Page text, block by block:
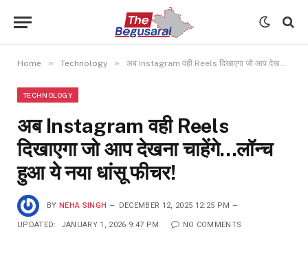
Home » Technology » अब Instagram वही Reels दिखाएगा जो आप देखना चाहेंगे…लॉन्च हुआ ये नया धांसू फीचर!
TECHNOLOGY
अब Instagram वही Reels
दिखाएगा जो आप देखना चाहेंगे…लॉन्च
हुआ ये नया धांसू फीचर!
BY NEHA SINGH DECEMBER 12, 2025 12:25 PM
UPDATED: JANUARY 1, 2026 9:47 PM NO COMMENTS